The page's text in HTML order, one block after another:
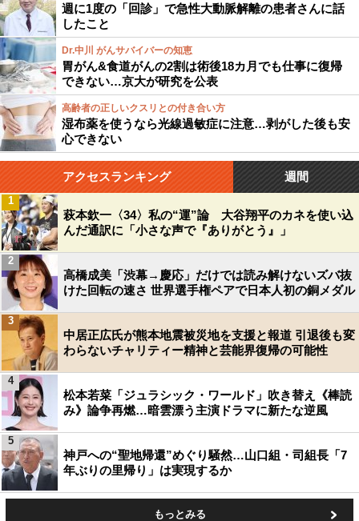
週に1度の「回診」で急性大動脈解離の患者さんに話
したこと
Dr.中川 がんサバイバーの知恵
胃がん&食道がんの2割は術後18カ月でも仕事に復帰
できない…京大が研究を公表
高齢者の正しいクスリとの付き合い方
湿布薬を使うなら光線過敏症に注意…剥がした後も安
心できない
アクセスランキング 週間
萩本欽一〈34〉私の“運”論 大谷翔平のカネを使い込
んだ通訳に「小さな声で『ありがとう』」
1
高橋成美「渋幕→慶応」だけでは読み解けないズバ抜
けた回転の速さ 世界選手権ペアで日本人初の銅メダル
2
中居正広氏が熊本地震被災地を支援と報道 引退後も変
わらないチャリティー精神と芸能界復帰の可能性
3
松本若菜「ジュラシック・ワールド」吹き替え《棒読
み》論争再燃…暗雲漂う主演ドラマに新たな逆風
4
神戸への“聖地帰還”めぐり騒然…山口組・司組長「7
年ぶりの里帰り」は実現するか
5
もっとみる